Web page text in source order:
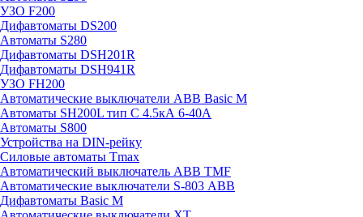
УЗО F200
Дифавтоматы DS200
Автоматы S280
Дифавтоматы DSH201R
Дифавтоматы DSH941R
УЗО FH200
Автоматические выключатели ABB Basic M
Автоматы SH200L тип С 4.5кА 6-40А
Автоматы S800
Устройства на DIN-рейку
Силовые автоматы Tmax
Автоматический выключатель ABB TMF
Автоматические выключатели S-803 АВВ
Дифавтоматы Basic M